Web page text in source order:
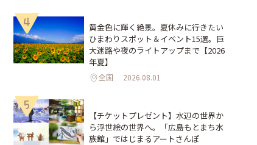
4
黄金色に輝く絶景。夏休みに行きたい
ひまわりスポット＆イベント15選。巨
大迷路や夜のライトアップまで【2026
年夏】
全国 2026.08.01
5
【チケットプレゼント】水辺の世界か
ら浮世絵の世界へ。「広島もとまち水
族館」ではじまるアートさんぽ